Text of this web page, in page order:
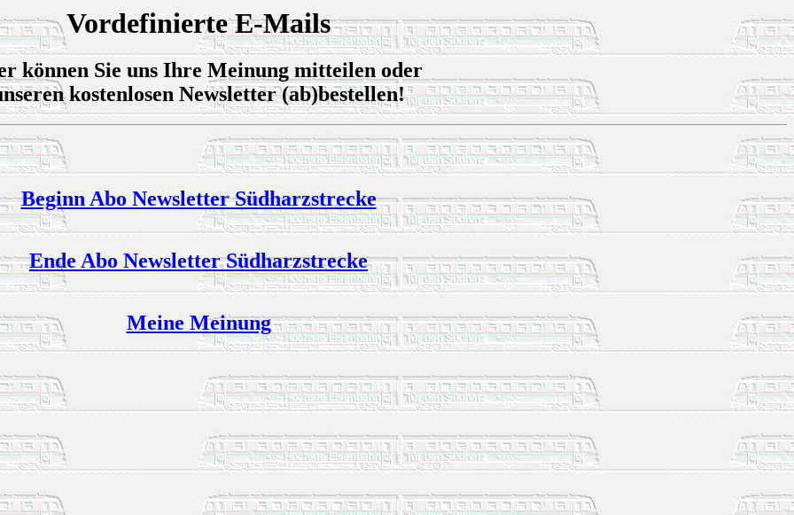
Vordefinierte E-Mails
können Sie uns Ihre Meinung mitteilen oder
kostenlosen Newsletter (ab)bestellen!
Beginn Abo Newsletter Südharzstrecke
Ende Abo Newsletter Südharzstrecke
Meine Meinung